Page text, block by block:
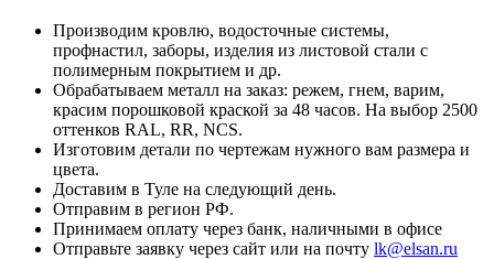
Производим кровлю, водосточные системы,
профнастил, заборы, изделия из листовой стали с
полимерным покрытием и др.
Обрабатываем металл на заказ: режем, гнем, варим,
красим порошковой краской за 48 часов. На выбор 2500
оттенков RAL, RR, NCS.
Изготовим детали по чертежам нужного вам размера и
цвета.
Доставим в Туле на следующий день.
Отправим в регион РФ.
Принимаем оплату через банк, наличными в офисе
Отправьте заявку через сайт или на почту lk@elsan.ru